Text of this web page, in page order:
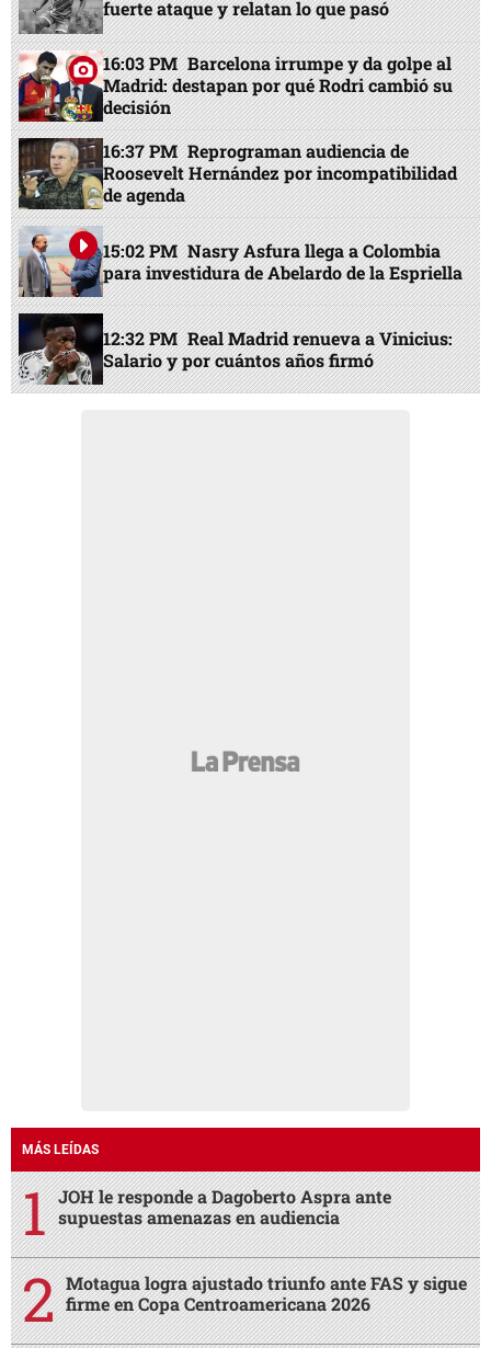
fuerte ataque y relatan lo que pasó
16:03 PM Barcelona irrumpe y da golpe al
Madrid: destapan por qué Rodri cambió su
decisión
16:37 PM Reprograman audiencia de
Roosevelt Hernández por incompatibilidad
de agenda
15:02 PM Nasry Asfura llega a Colombia
para investidura de Abelardo de la Espriella
12:32 PM Real Madrid renueva a Vinicius:
Salario y por cuántos años firmó
MÁS LEÍDAS
JOH le responde a Dagoberto Aspra ante
supuestas amenazas en audiencia
Motagua logra ajustado triunfo ante FAS y sigue
firme en Copa Centroamericana 2026